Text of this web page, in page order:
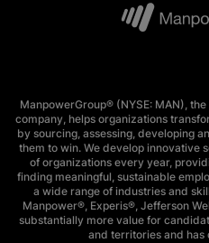
ManpowerGroup® (NYSE: MAN),
company, helps organizations
by sourcing, assessing, developing
them to win. We develop innovative
of organizations every year,
finding meaningful, sustainable
a wide range of industries and
Manpower®, Experis®, Jefferson
substantially more value for
and territories and has